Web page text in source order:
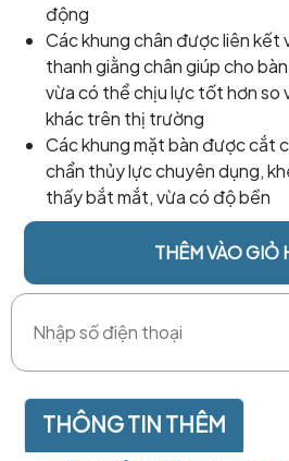
động
Các khung chân được liên kết
thanh giằng chân giúp cho
vừa có thể chịu lực tốt hơn so
khác trên thị trường
Các khung mặt bàn được cắt
chẩn thủy lực chuyên dụng,
thấy bắt mắt, vừa có độ bền
THÊM VÀO GIỎ
THÔNG TIN THÊM